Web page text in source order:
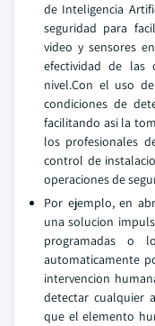
de Inteligencia
seguridad para
video y sensores
efectividad de las
nivel.Con el uso
condiciones de
facilitando asi la
los profesionales
control de
operaciones de
Por ejemplo, en
una solucion
programadas o
automaticamente
intervencion
detectar cualquier
que el elemento